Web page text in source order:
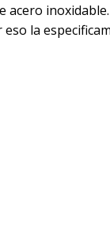
acero
la